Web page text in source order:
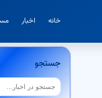
خانه اخبار
جستجو
جستجو